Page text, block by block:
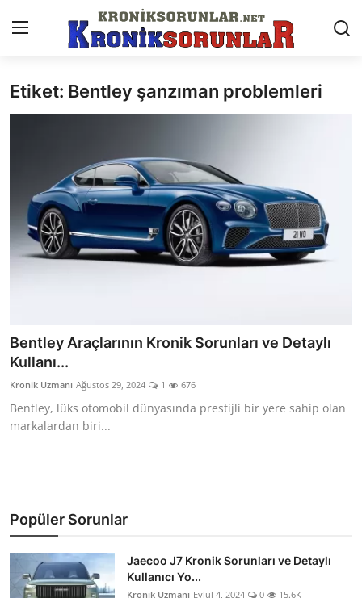
Anasayfa
Trafik & Cezalar
Sigorta & Kasko
Sorgulamalar
İkinci El & Alım-Satım
Bakım & Arıza Çözümleri
Sürüş & Güvenlik
Lastik & Jant
Etiket: Bentley şanzıman problemleri
Bentley Araçlarının Kronik Sorunları ve Detaylı
Kullanı...
Kronik Uzmanı Ağustos 29, 2024 1 676
Bentley, lüks otomobil dünyasında prestijli bir yere sahip olan
markalardan biri...
Popüler Sorunlar
Jaecoo J7 Kronik Sorunları ve Detaylı
Kullanıcı Yo...
Kronik Uzmanı Eylül 4, 2024 0 15.6K